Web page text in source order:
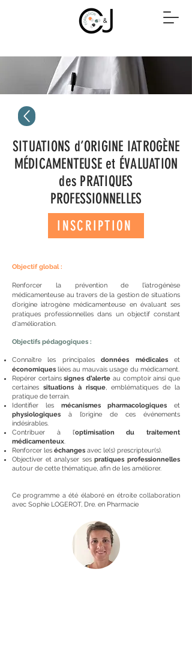
SITUATIONS d’ORIGINE IATROGÈNE
MÉDICAMENTEUSE et ÉVALUATION
des PRATIQUES
PROFESSIONNELLES
INSCRIPTION
Objectif global :
Renforcer la prévention de l’iatrogénèse
médicamenteuse au travers de la gestion de situations
d’origine iatrogène médicamenteuse en évaluant ses
pratiques professionnelles dans un objectif constant
d'amélioration.
Objectifs pédagogiques :
Connaître les principalesdonnées médicaleset
économiques liées au mauvais usage du médicament.
Repérer certainssignes d’alerte au comptoir ainsi que
certaines situations à risque, emblématiques de la
pratique de terrain.
Identifier les mécanismes pharmacologiques et
physiologiques à l’origine de ces événements
indésirables.
Contribuer à l’optimisation du traitement
médicamenteux.
Renforcer les échanges avec le(s) prescripteur(s).
Objectiver et analyser sespratiques professionnelles
autour de cette thématique, afin de les améliorer.
Ce programme a été élaboré en étroite collaboration
avec Sophie LOGEROT, Dre. en Pharmacie